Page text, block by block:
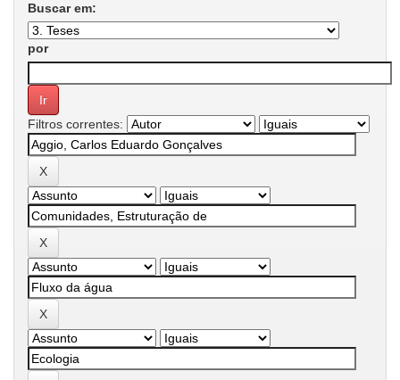
Buscar em:
por
Filtros correntes: